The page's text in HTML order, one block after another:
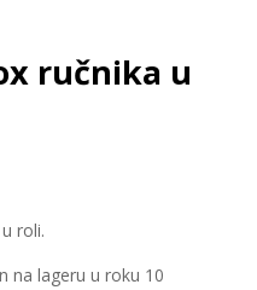
ručnika u
roli.
na lageru u roku 10